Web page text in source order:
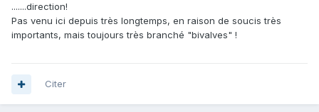
.......direction!
Pas venu ici depuis très longtemps, en raison de soucis très
importants, mais toujours très branché "bivalves" !
Citer